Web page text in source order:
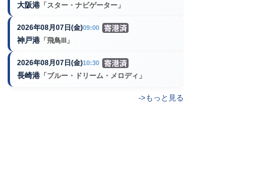
大阪港 「スター・ナビゲーター」
2026年08月07日(金)09:00
神戸港 「飛鳥III」
2026年08月07日(金)10:30
長崎港 「ブルー・ドリーム・メロディ」
->もっと見る